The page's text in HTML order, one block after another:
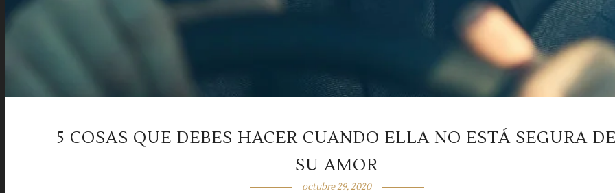
5 COSAS QUE DEBES HACER CUANDO ELLA NO ESTÁ SEGURA
SU AMOR
octubre 29, 2020